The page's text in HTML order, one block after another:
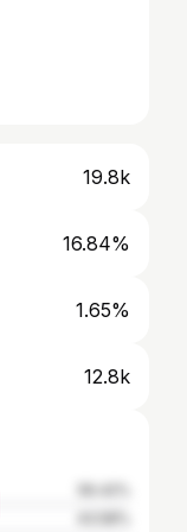
19.8k
16.84%
1.65%
12.8k